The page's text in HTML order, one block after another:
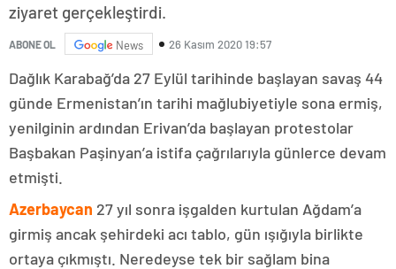
ziyaret gerçekleştirdi.
ABONE OL News 26 Kasım 2020 19:57
Dağlık Karabağ’da 27 Eylül tarihinde başlayan savaş 44
günde Ermenistan’ın tarihi mağlubiyetiyle sona ermiş,
yenilginin ardından Erivan’da başlayan protestolar
Başbakan Paşinyan’a istifa çağrılarıyla günlerce devam
etmişti.
Azerbaycan 27 yıl sonra işgalden kurtulan Ağdam’a
girmiş ancak şehirdeki acı tablo, gün ışığıyla birlikte
ortaya çıkmıştı. Neredeyse tek bir sağlam bina